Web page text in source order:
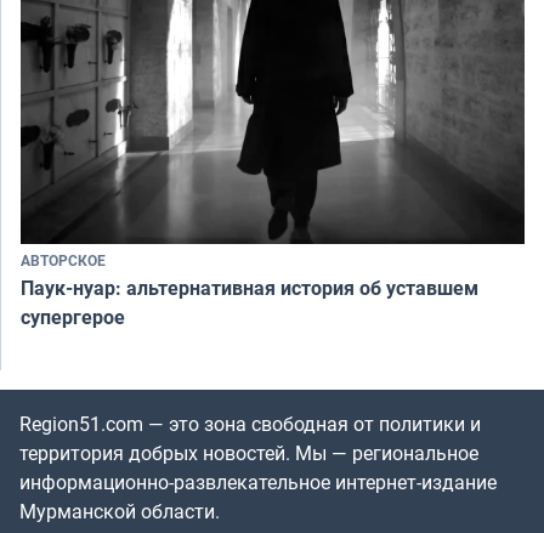
АВТОРСКОЕ
Паук-нуар: альтернативная история об уставшем
супергерое
Region51.com — это зона свободная от политики и
территория добрых новостей. Мы — региональное
информационно-развлекательное интернет-издание
Мурманской области.